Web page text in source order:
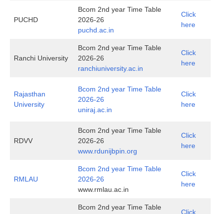
PUCHD
Bcom 2nd year Time Table
2026-26
puchd.ac.in
Click
here
Ranchi University
Bcom 2nd year Time Table
2026-26
ranchiuniversity.ac.in
Click
here
Rajasthan
University
Bcom 2nd year Time Table
2026-26
uniraj.ac.in
Click
here
RDVV
Bcom 2nd year Time Table
2026-26
www.rdunijbpin.org
Click
here
RMLAU
Bcom 2nd year Time Table
2026-26
www.rmlau.ac.in
Click
here
Bcom 2nd year Time Table
Click